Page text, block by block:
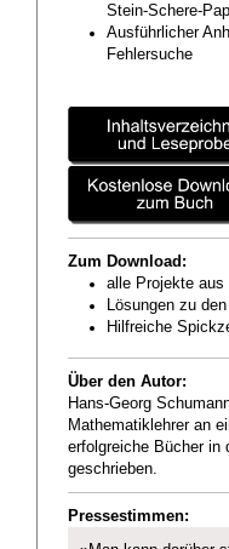
Stein-Schere-
Ausführlicher
Fehlersuche
Zum Download:
alle Projekte aus
Lösungen zu
Hilfreiche
Über den Autor:
Hans-Georg
Mathematiklehrer an
erfolgreiche Bücher in
geschrieben.
Pressestimmen: